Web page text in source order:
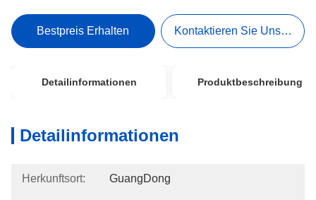
Bestpreis Erhalten Kontaktieren Sie Uns Jetzt
Detailinformationen Produktbeschreibung
Detailinformationen
Herkunftsort: GuangDong